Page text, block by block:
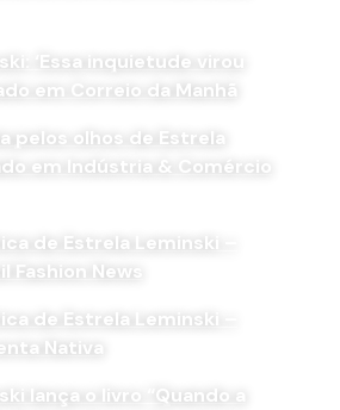
‘Essa inquietude virou
em Correio da Manhã
pelos olhos de Estrela
em Indústria & Comércio
de Estrela Leminski –
Fashion News
de Estrela Leminski –
Nativa
lança o livro “Quando a